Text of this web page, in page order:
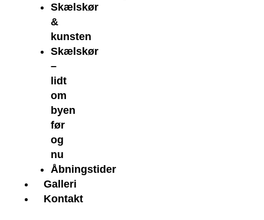
Skælskør
&
kunsten
Skælskør
–
lidt
om
byen
før
og
nu
Åbningstider
Galleri
Kontakt